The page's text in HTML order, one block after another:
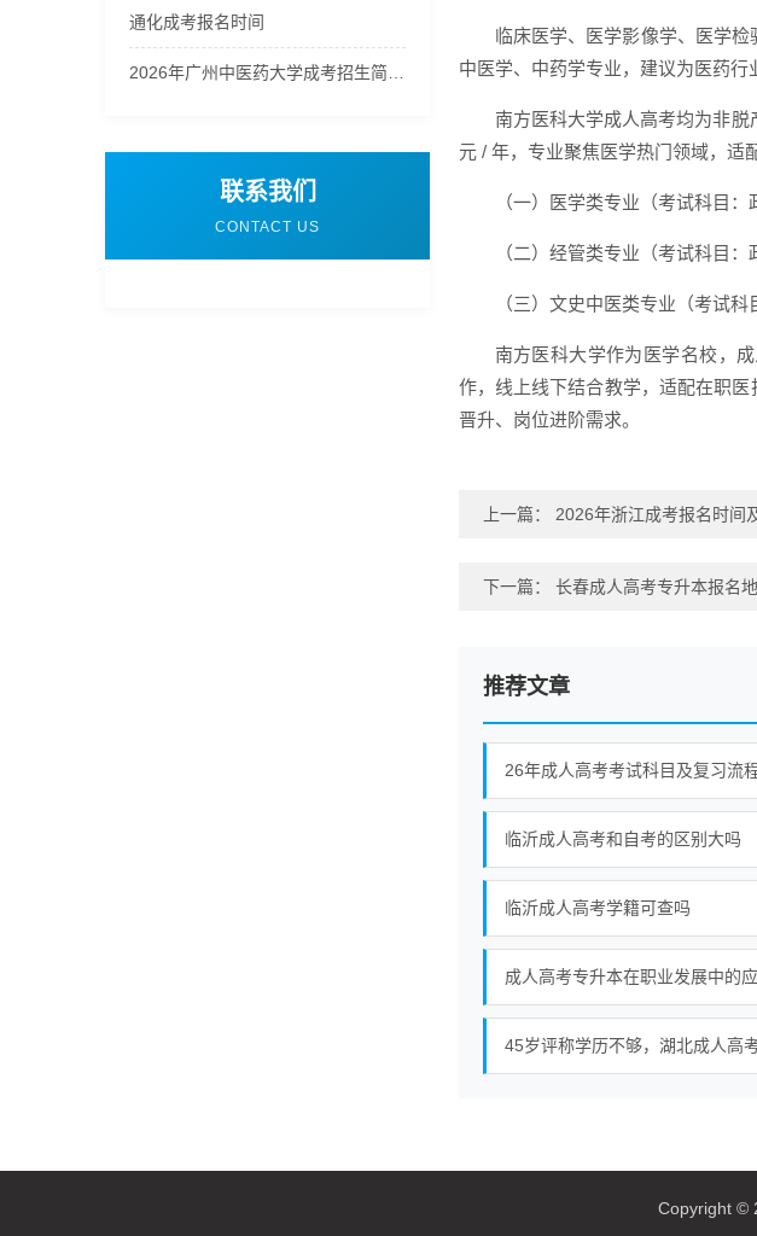
通化成考报名时间
联系我们
CONTACT US
临床医学、医学影像学、医学
中医学、中药学专业，建议为医药行
南方医科大学成人高考均为非
元 / 年，专业聚焦医学热门领域，适
（一）医学类专业（考试科目：
（二）经管类专业（考试科目：
（三）文史中医类专业（考试科
南方医科大学作为医学名校，
作，线上线下结合教学，适配在职
晋升、岗位进阶需求。
上一篇： 2026年浙江成考报名时间
下一篇： 长春成人高考专升本报名
推荐文章
26年成人高考考试科目及复习流
临沂成人高考和自考的区别大吗
临沂成人高考学籍可查吗
成人高考专升本在职业发展中的
Copyright ©